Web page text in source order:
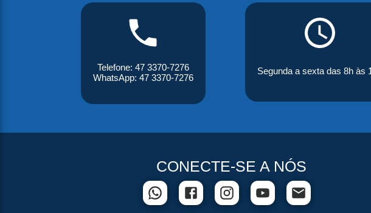
Telefone: 47 3370-7276
WhatsApp: 47 3370-7276
Segunda a sexta das 8h às
CONECTE-SE A NÓS